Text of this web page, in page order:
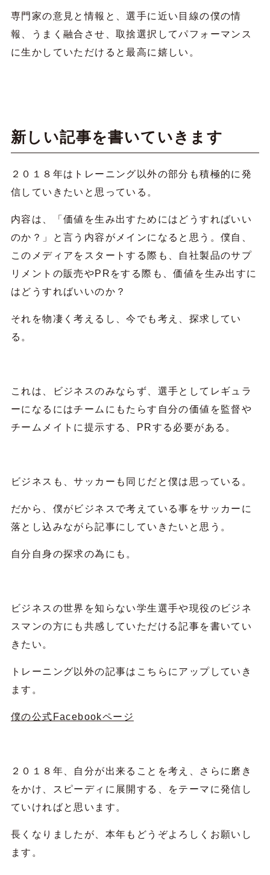
専門家の意見と情報と、選手に近い目線の僕の情
報、うまく融合させ、取捨選択してパフォーマンス
に生かしていただけると最高に嬉しい。
新しい記事を書いていきます
２０１８年はトレーニング以外の部分も積極的に発
信していきたいと思っている。
内容は、「価値を生み出すためにはどうすればいい
のか？」と言う内容がメインになると思う。僕自、
このメディアをスタートする際も、自社製品のサプ
リメントの販売やPRをする際も、価値を生み出すに
はどうすればいいのか？
それを物凄く考えるし、今でも考え、探求してい
る。
これは、ビジネスのみならず、選手としてレギュラ
ーになるにはチームにもたらす自分の価値を監督や
チームメイトに提示する、PRする必要がある。
ビジネスも、サッカーも同じだと僕は思っている。
だから、僕がビジネスで考えている事をサッカーに
落とし込みながら記事にしていきたいと思う。
自分自身の探求の為にも。
ビジネスの世界を知らない学生選手や現役のビジネ
スマンの方にも共感していただける記事を書いてい
きたい。
トレーニング以外の記事はこちらにアップしていき
ます。
僕の公式Facebookページ
２０１８年、自分が出来ることを考え、さらに磨き
をかけ、スピーディに展開する、をテーマに発信し
ていければと思います。
長くなりましたが、本年もどうぞよろしくお願いし
ます。